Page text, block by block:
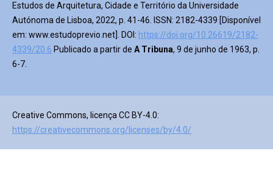
Estudos de Arquitetura, Cidade e Território da Universidade
Autónoma de Lisboa, 2022, p. 41-46. ISSN: 2182-4339 [Disponível
em: www.estudoprevio.net]. DOI: https://doi.org/10.26619/2182-
4339/20.6 Publicado a partir de A Tribuna, 9 de junho de 1963, p.
6-7.
Creative Commons, licença CC BY-4.0:
https://creativecommons.org/licenses/by/4.0/